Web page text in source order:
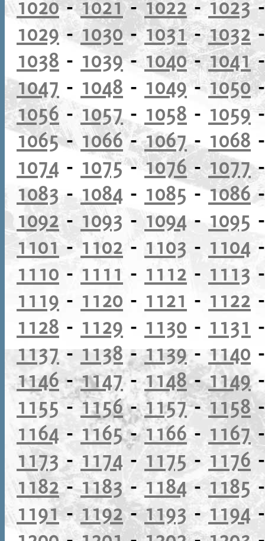
1020-1021-1022 -1023
1029 - 1030-1031-1032
1038 - 1039-1040-1041
1047 - 1048 - 1049-1050
1056 - 1057- 1058 - 1059
1065- 1066-1067- 1068
1074 - 1075-1076-1077
1083 - 1084 - 1085-1086
1092- 1093 - 1094 - 1095
1101-1102 - 1103 - 1104
1110 - 1111 - 1112 - 1113
1119 - 1120 - 1121 - 1122
1128 - 1129 - 1130 - 1131
1137 - 1138 -1139- 1140
1146-1147-1148-1149
1155-1156-1157-1158
1164 - 1165-1166 - 1167
1173 -1174 - 1175 - 1176
1182-1183 - 1184- 1185
1191-1192-1193 -1194